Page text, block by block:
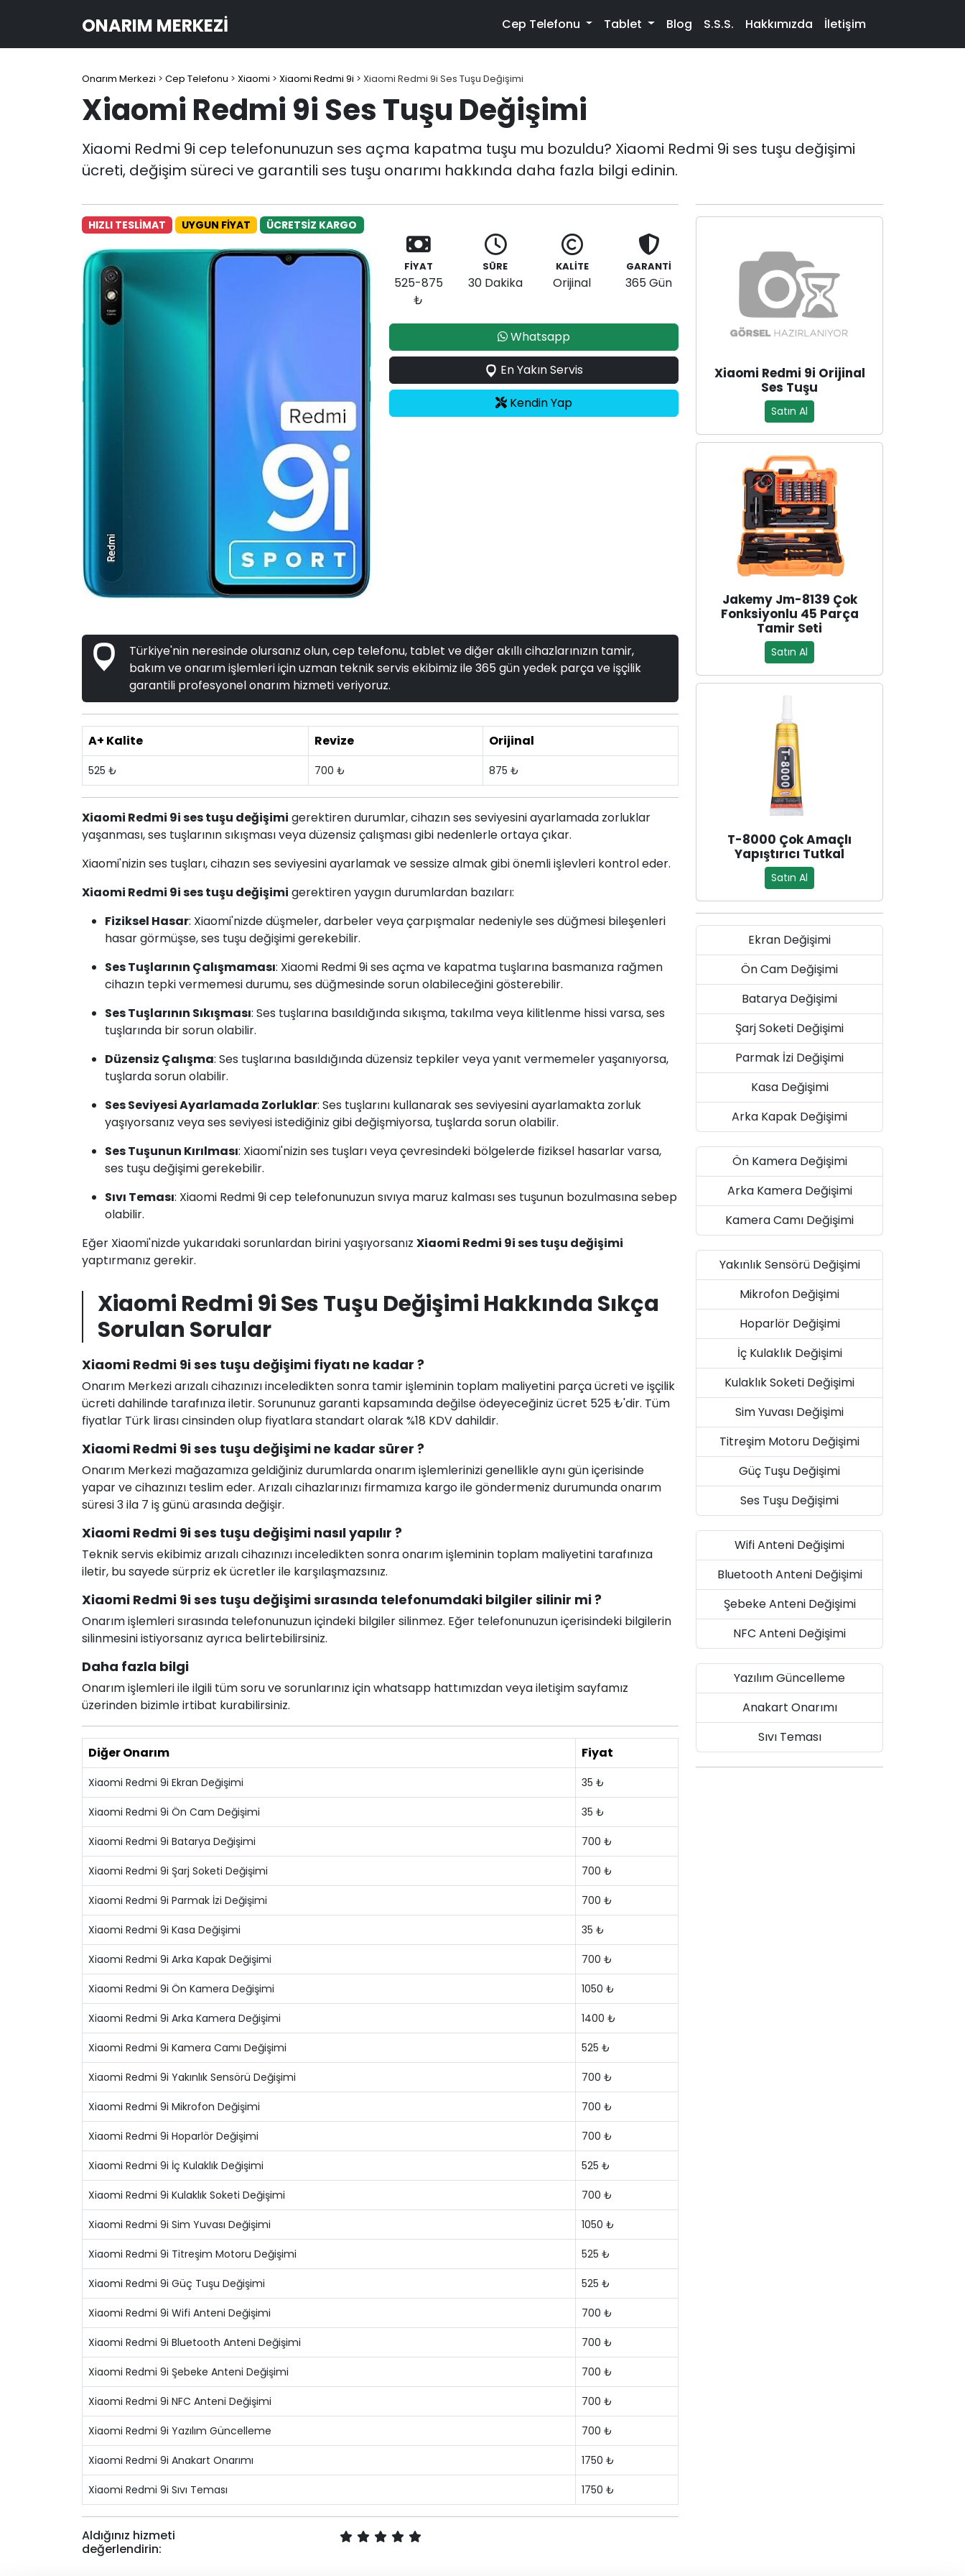
ONARIM MERKEZI Cep Telefonu Tablet Blog S.S.S. Hakkımızda İletişim
Onarım Merkezi > Cep Telefonu > Xiaomi > Xiaomi Redmi 9i > Xiaomi Redmi 9i Ses Tuşu Değişimi
Xiaomi Redmi 9i Ses Tuşu Değişimi
Xiaomi Redmi 9i cep telefonunuzun ses açma kapatma tuşu mu bozuldu? Xiaomi Redmi 9i ses tuşu değişimi
ücreti, değişim süreci ve garantili ses tuşu onarımı hakkında daha fazla bilgi edinin.
HIZLI TESLİMAT UYGUN FİYAT ÜCRETSİZ KARGO
FİYAT
525-875
₺
SÜRE
30 Dakika
KALİTE
Orijinal
GARANTİ
365 Gün
Whatsapp
En Yakın Servis
Kendin Yap
Türkiye'nin neresinde olursanız olun, cep telefonu, tablet ve diğer akıllı cihazlarınızın tamir,
bakım ve onarım işlemleri için uzman teknik servis ekibimiz ile 365 gün yedek parça ve işçilik
garantili profesyonel onarım hizmeti veriyoruz.
A+ Kalite Revize Orijinal
525 ₺ 700 ₺ 875 ₺
Xiaomi Redmi 9i ses tuşu değişimi gerektiren durumlar, cihazın ses seviyesini ayarlamada zorluklar
yaşanması, ses tuşlarının sıkışması veya düzensiz çalışması gibi nedenlerle ortaya çıkar.
Xiaomi'nizin ses tuşları, cihazın ses seviyesini ayarlamak ve sessize almak gibi önemli işlevleri kontrol eder.
Xiaomi Redmi 9i ses tuşu değişimi gerektiren yaygın durumlardan bazıları:
Fiziksel Hasar: Xiaomi'nizde düşmeler, darbeler veya çarpışmalar nedeniyle ses düğmesi bileşenleri
hasar görmüşse, ses tuşu değişimi gerekebilir.
Ses Tuşlarının Çalışmaması: Xiaomi Redmi 9i ses açma ve kapatma tuşlarına basmanıza rağmen
cihazın tepki vermemesi durumu, ses düğmesinde sorun olabileceğini gösterebilir.
Ses Tuşlarının Sıkışması: Ses tuşlarına basıldığında sıkışma, takılma veya kilitlenme hissi varsa, ses
tuşlarında bir sorun olabilir.
Düzensiz Çalışma: Ses tuşlarına basıldığında düzensiz tepkiler veya yanıt vermemeler yaşanıyorsa,
tuşlarda sorun olabilir.
Ses Seviyesi Ayarlamada Zorluklar: Ses tuşlarını kullanarak ses seviyesini ayarlamakta zorluk
yaşıyorsanız veya ses seviyesi istediğiniz gibi değişmiyorsa, tuşlarda sorun olabilir.
Ses Tuşunun Kırılması: Xiaomi'nizin ses tuşları veya çevresindeki bölgelerde fiziksel hasarlar varsa,
ses tuşu değişimi gerekebilir.
Sıvı Teması: Xiaomi Redmi 9i cep telefonunuzun sıvıya maruz kalması ses tuşunun bozulmasına sebep
olabilir.
Eğer Xiaomi'nizde yukarıdaki sorunlardan birini yaşıyorsanız Xiaomi Redmi 9i ses tuşu değişimi
yaptırmanız gerekir.
Xiaomi Redmi 9i Ses Tuşu Değişimi Hakkında Sıkça
Sorulan Sorular
Xiaomi Redmi 9i ses tuşu değişimi fiyatı ne kadar ?
Onarım Merkezi arızalı cihazınızı inceledikten sonra tamir işleminin toplam maliyetini parça ücreti ve işçilik
ücreti dahilinde tarafınıza iletir. Sorununuz garanti kapsamında değilse ödeyeceğiniz ücret 525 ₺'dir. Tüm
fiyatlar Türk lirası cinsinden olup fiyatlara standart olarak %18 KDV dahildir.
Xiaomi Redmi 9i ses tuşu değişimi ne kadar sürer ?
Onarım Merkezi mağazamıza geldiğiniz durumlarda onarım işlemlerinizi genellikle aynı gün içerisinde
yapar ve cihazınızı teslim eder. Arızalı cihazlarınızı firmamıza kargo ile göndermeniz durumunda onarım
süresi 3 ila 7 iş günü arasında değişir.
Xiaomi Redmi 9i ses tuşu değişimi nasıl yapılır ?
Teknik servis ekibimiz arızalı cihazınızı inceledikten sonra onarım işleminin toplam maliyetini tarafınıza
iletir, bu sayede sürpriz ek ücretler ile karşılaşmazsınız.
Xiaomi Redmi 9i ses tuşu değişimi sırasında telefonumdaki bilgiler silinir mi ?
Onarım işlemleri sırasında telefonunuzun içindeki bilgiler silinmez. Eğer telefonunuzun içerisindeki bilgilerin
silinmesini istiyorsanız ayrıca belirtebilirsiniz.
Daha fazla bilgi
Onarım işlemleri ile ilgili tüm soru ve sorunlarınız için whatsapp hattımızdan veya iletişim sayfamız
üzerinden bizimle irtibat kurabilirsiniz.
Diğer Onarım Fiyat
Xiaomi Redmi 9i Ekran Değişimi 35 ₺
Xiaomi Redmi 9i Ön Cam Değişimi 35 ₺
Xiaomi Redmi 9i Batarya Değişimi 700 ₺
Xiaomi Redmi 9i Şarj Soketi Değişimi 700 ₺
Xiaomi Redmi 9i Parmak İzi Değişimi 700 ₺
Xiaomi Redmi 9i Kasa Değişimi 35 ₺
Xiaomi Redmi 9i Arka Kapak Değişimi 700 ₺
Xiaomi Redmi 9i Ön Kamera Değişimi 1050 ₺
Xiaomi Redmi 9i Arka Kamera Değişimi 1400 ₺
Xiaomi Redmi 9i Kamera Camı Değişimi 525 ₺
Xiaomi Redmi 9i Yakınlık Sensörü Değişimi 700 ₺
Xiaomi Redmi 9i Mikrofon Değişimi 700 ₺
Xiaomi Redmi 9i Hoparlör Değişimi 700 ₺
Xiaomi Redmi 9i İç Kulaklık Değişimi 525 ₺
Xiaomi Redmi 9i Kulaklık Soketi Değişimi 700 ₺
Xiaomi Redmi 9i Sim Yuvası Değişimi 1050 ₺
Xiaomi Redmi 9i Titreşim Motoru Değişimi 525 ₺
Xiaomi Redmi 9i Güç Tuşu Değişimi 525 ₺
Xiaomi Redmi 9i Wifi Anteni Değişimi 700 ₺
Xiaomi Redmi 9i Bluetooth Anteni Değişimi 700 ₺
Xiaomi Redmi 9i Şebeke Anteni Değişimi 700 ₺
Xiaomi Redmi 9i NFC Anteni Değişimi 700 ₺
Xiaomi Redmi 9i Yazılım Güncelleme 700 ₺
Xiaomi Redmi 9i Anakart Onarımı 1750 ₺
Xiaomi Redmi 9i Sıvı Teması 1750 ₺
Aldığınız hizmeti
değerlendirin:
Xiaomi Redmi 9i Orijinal
Ses Tuşu
Satın Al
Jakemy Jm-8139 Çok
Fonksiyonlu 45 Parça
Tamir Seti
Satın Al
T-8000 Çok Amaçlı
Yapıştırıcı Tutkal
Satın Al
Ekran Değişimi
Ön Cam Değişimi
Batarya Değişimi
Şarj Soketi Değişimi
Parmak İzi Değişimi
Kasa Değişimi
Arka Kapak Değişimi
Ön Kamera Değişimi
Arka Kamera Değişimi
Kamera Camı Değişimi
Yakınlık Sensörü Değişimi
Mikrofon Değişimi
Hoparlör Değişimi
İç Kulaklık Değişimi
Kulaklık Soketi Değişimi
Sim Yuvası Değişimi
Titreşim Motoru Değişimi
Güç Tuşu Değişimi
Ses Tuşu Değişimi
Wifi Anteni Değişimi
Bluetooth Anteni Değişimi
Şebeke Anteni Değişimi
NFC Anteni Değişimi
Yazılım Güncelleme
Anakart Onarımı
Sıvı Teması